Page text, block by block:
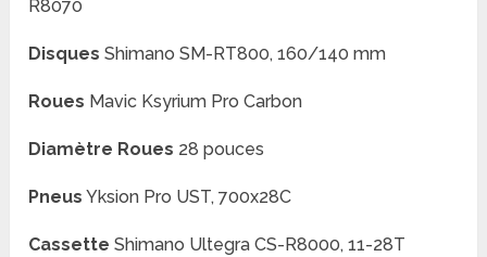
R8070
Disques Shimano SM-RT800, 160/140 mm
Roues Mavic Ksyrium Pro Carbon
Diamètre Roues 28 pouces
Pneus Yksion Pro UST, 700x28C
Cassette Shimano Ultegra CS-R8000, 11-28T